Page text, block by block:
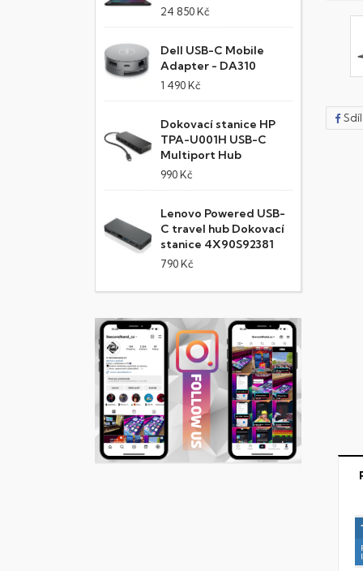
24 850 Kč
Dell USB-C Mobile
Adapter - DA310
1 490 Kč
Dokovací stanice HP
TPA-U001H USB-C
Multiport Hub
990 Kč
Lenovo Powered USB-
C travel hub Dokovací
stanice 4X90S92381
790 Kč